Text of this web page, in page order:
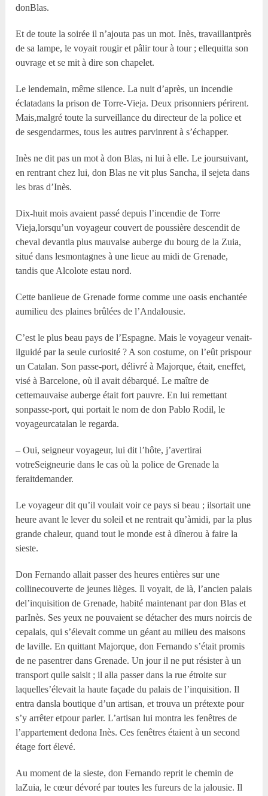
donBlas.
Et de toute la soirée il n’ajouta pas un mot. Inès, travaillantprès
de sa lampe, le voyait rougir et pâlir tour à tour ; ellequitta son
ouvrage et se mit à dire son chapelet.
Le lendemain, même silence. La nuit d’après, un incendie
éclatadans la prison de Torre-Vieja. Deux prisonniers périrent.
Mais,malgré toute la surveillance du directeur de la police et
de sesgendarmes, tous les autres parvinrent à s’échapper.
Inès ne dit pas un mot à don Blas, ni lui à elle. Le joursuivant,
en rentrant chez lui, don Blas ne vit plus Sancha, il sejeta dans
les bras d’Inès.
Dix-huit mois avaient passé depuis l’incendie de Torre
Vieja,lorsqu’un voyageur couvert de poussière descendit de
cheval devantla plus mauvaise auberge du bourg de la Zuia,
situé dans lesmontagnes à une lieue au midi de Grenade,
tandis que Alcolote estau nord.
Cette banlieue de Grenade forme comme une oasis enchantée
aumilieu des plaines brûlées de l’Andalousie.
C’est le plus beau pays de l’Espagne. Mais le voyageur venait-
ilguidé par la seule curiosité ? A son costume, on l’eût prispour
un Catalan. Son passe-port, délivré à Majorque, était, eneffet,
visé à Barcelone, où il avait débarqué. Le maître de
cettemauvaise auberge était fort pauvre. En lui remettant
sonpasse-port, qui portait le nom de don Pablo Rodil, le
voyageurcatalan le regarda.
– Oui, seigneur voyageur, lui dit l’hôte, j’avertirai
votreSeigneurie dans le cas où la police de Grenade la
feraitdemander.
Le voyageur dit qu’il voulait voir ce pays si beau ; ilsortait une
heure avant le lever du soleil et ne rentrait qu’àmidi, par la plus
grande chaleur, quand tout le monde est à dînerou à faire la
sieste.
Don Fernando allait passer des heures entières sur une
collinecouverte de jeunes lièges. Il voyait, de là, l’ancien palais
del’inquisition de Grenade, habité maintenant par don Blas et
parInès. Ses yeux ne pouvaient se détacher des murs noircis de
cepalais, qui s’élevait comme un géant au milieu des maisons
de laville. En quittant Majorque, don Fernando s’était promis
de ne pasentrer dans Grenade. Un jour il ne put résister à un
transport quile saisit ; il alla passer dans la rue étroite sur
laquelles’élevait la haute façade du palais de l’inquisition. Il
entra dansla boutique d’un artisan, et trouva un prétexte pour
s’y arrêter etpour parler. L’artisan lui montra les fenêtres de
l’appartement dedona Inès. Ces fenêtres étaient à un second
étage fort élevé.
Au moment de la sieste, don Fernando reprit le chemin de
laZuia, le cœur dévoré par toutes les fureurs de la jalousie. Il